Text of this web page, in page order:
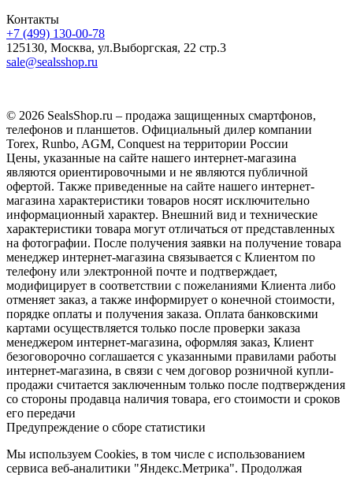
Контакты
+7 (499) 130-00-78
125130, Москва, ул.Выборгская, 22 стр.3
sale@sealsshop.ru
© 2026 SealsShop.ru – продажа защищенных смартфонов,
телефонов и планшетов. Официальный дилер компании
Torex, Runbo, AGM, Conquest на территории России
Цены, указанные на сайте нашего интернет-магазина
являются ориентировочными и не являются публичной
офертой. Также приведенные на сайте нашего интернет-
магазина характеристики товаров носят исключительно
информационный характер. Внешний вид и технические
характеристики товара могут отличаться от представленных
на фотографии. После получения заявки на получение товара
менеджер интернет-магазина связывается с Клиентом по
телефону или электронной почте и подтверждает,
модифицирует в соответствии с пожеланиями Клиента либо
отменяет заказ, а также информирует о конечной стоимости,
порядке оплаты и получения заказа. Оплата банковскими
картами осуществляется только после проверки заказа
менеджером интернет-магазина, оформляя заказ, Клиент
безоговорочно соглашается с указанными правилами работы
интернет-магазина, в связи с чем договор розничной купли-
продажи считается заключенным только после подтверждения
со стороны продавца наличия товара, его стоимости и сроков
его передачи
Предупреждение о сборе статистики
Мы используем Cookies, в том числе с использованием
сервиса веб-аналитики "Яндекс.Метрика". Продолжая